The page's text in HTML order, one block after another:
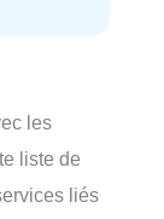
les
liste de
liés